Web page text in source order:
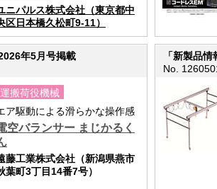
ニパルス株式会社（東京都中
区日本橋久松町9-11）
年5月号掲載
運搬荷役機械
ア駆動による滑らかな操作感
空バランサー まじかるく
藤工業株式会社（新潟県燕市
葉町3丁目14番7号）
「新製品
No.